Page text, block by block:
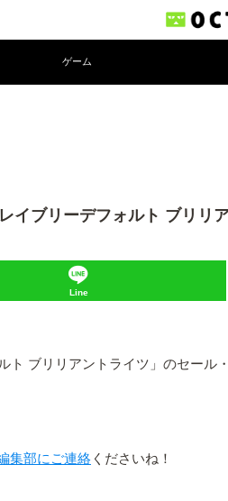
ゲーム
ブリーデフォルト ブリリ
Line
ブリリアントライツ」のセール
集部にご連絡 くださいね！